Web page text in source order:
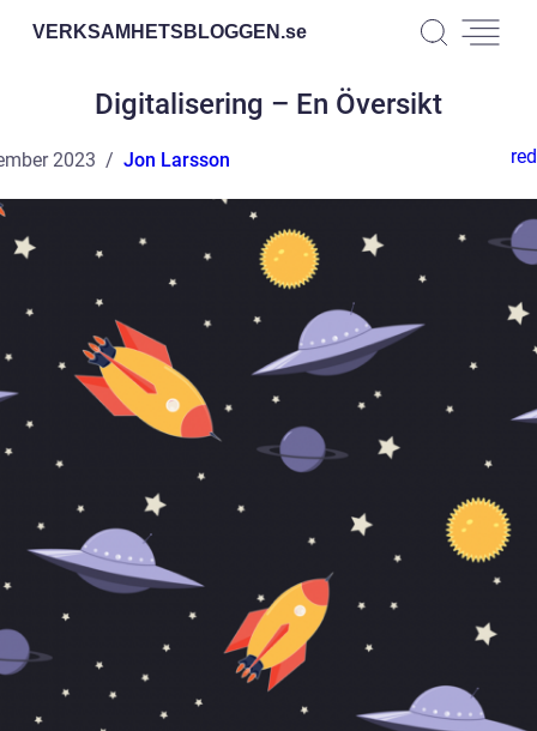
VERKSAMHETSBLOGGEN.se
Digitalisering – En Översikt
2023 Jon Larsson